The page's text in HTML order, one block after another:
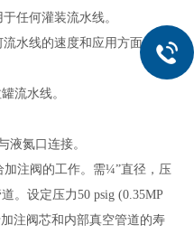
任何灌装流水线。
水线的速度和应用方面相匹
流水线。
氮口连接。
注阀的工作。需¼”直径，压
。设定压力50 psig (0.35MP
注阀芯和内部真空管道的寿